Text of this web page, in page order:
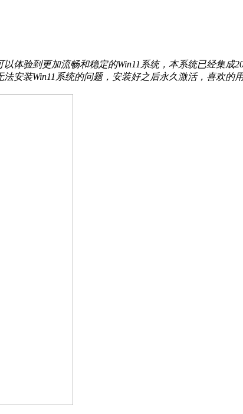
体验到更加流畅和稳定的Win11系统，本系统已经集成
安装Win11系统的问题，安装好之后永久激活，喜欢的